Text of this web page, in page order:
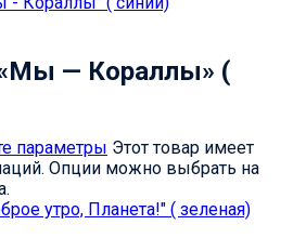
— Кораллы» (
параметры Этот товар имеет
Опции можно выбрать на